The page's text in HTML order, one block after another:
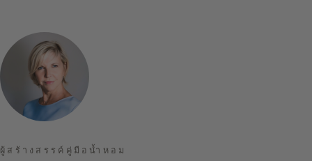
ผู้สร้างสรรค์คู่มือน้ำหอม